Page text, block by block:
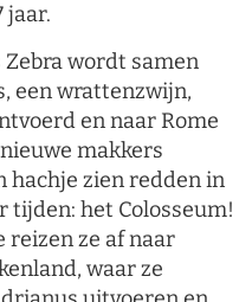
jaar.
Zebra wordt samen
een wrattenzwijn,
en naar Rome
makkers
hachje zien redden in
tijden: het Colosseum!
reizen ze af naar
waar ze